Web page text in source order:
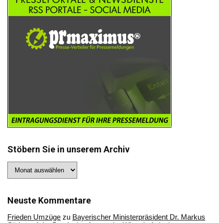
Stöbern Sie in unserem Archiv
Sie
Archiv
Neuste Kommentare
Frieden Umzüge zu Bayerischer Ministerpräsident Dr. Markus